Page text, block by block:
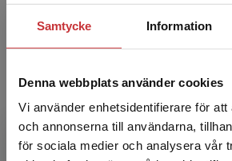
Samtycke Information
Denna webbplats använder cookies
Vi använder enhetsidentifierare för att
och annonserna till användarna,
för sociala medier och analysera vår
De flesta människor
liv åt förvärvsarbete.
välfärd samhället...
436 krinkl. moms
Anmäl dig här